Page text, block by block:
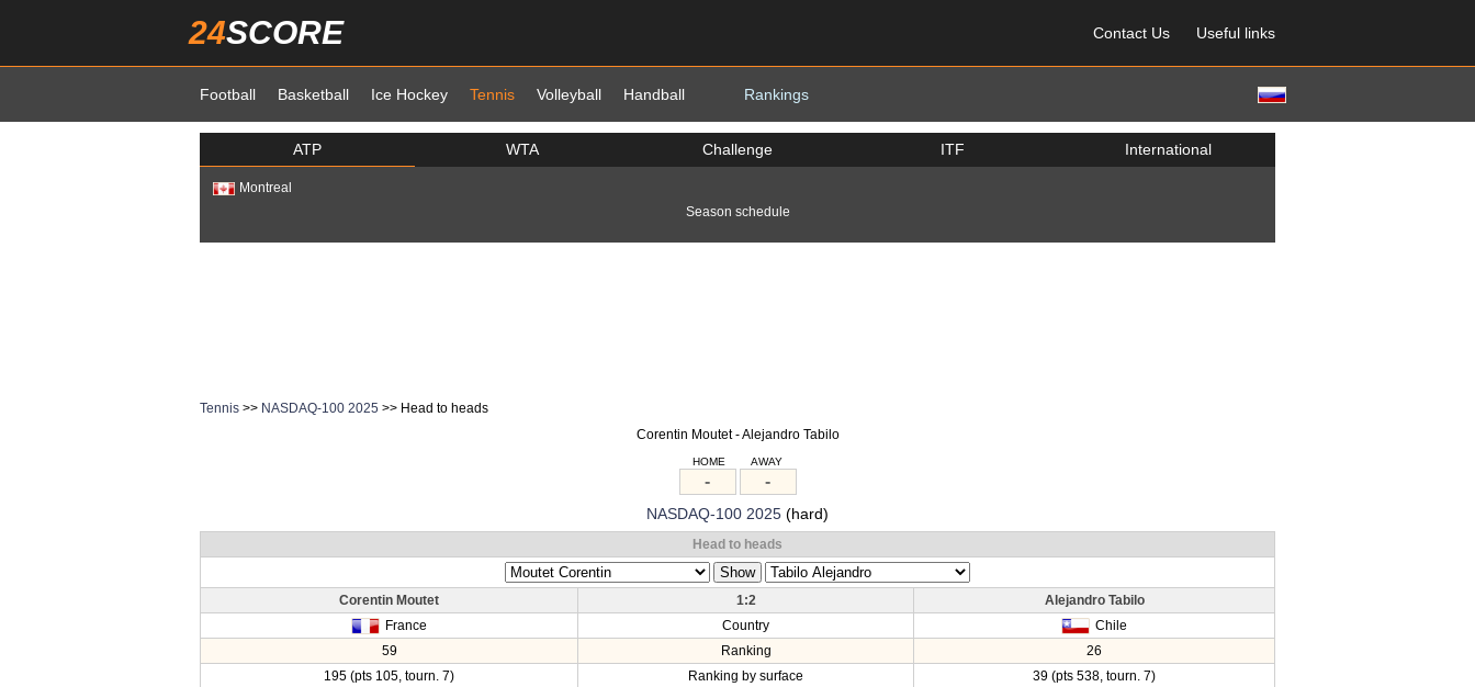
24SCORE Contact Us Useful links
Football Basketball Ice Hockey Tennis Volleyball Handball Rankings
ATP WTA Challenge ITF International
Montreal
Season schedule
Tennis >> NASDAQ-100 2025 >> Head to heads
Corentin Moutet - Alejandro Tabilo
HOME AWAY
- -
NASDAQ-100 2025 (hard)
Head to heads
Corentin Moutet 1:2
Alejandro Tabilo
France
Country
Chile
59
Ranking
26
195 (pts 105, tourn. 7)
Ranking by surface 39 (pts 538, tourn. 7)